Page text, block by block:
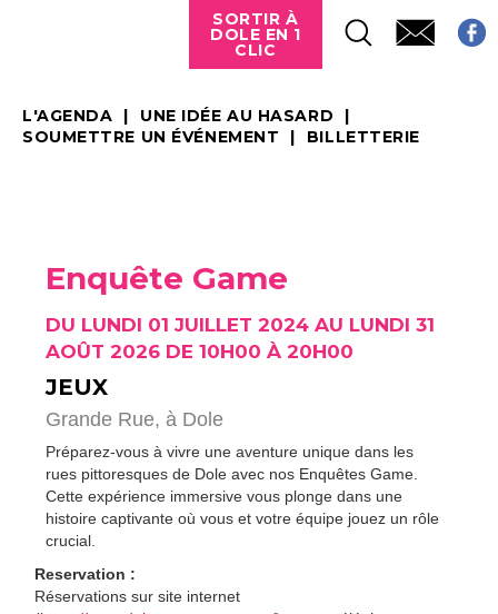
SORTIR À
DOLE EN 1
CLIC
L'AGENDA
UNE IDÉE AU HASARD
SOUMETTRE UN ÉVÉNEMENT
BILLETTERIE
Enquête Game
DU LUNDI 01 JUILLET 2024 AU LUNDI 31
AOÛT 2026 DE 10H00 À 20H00
JEUX
Grande Rue, à Dole
Préparez-vous à vivre une aventure unique dans les
rues pittoresques de Dole avec nos Enquêtes Game.
Cette expérience immersive vous plonge dans une
histoire captivante où vous et votre équipe jouez un rôle
crucial.
Reservation :
Réservations sur site internet